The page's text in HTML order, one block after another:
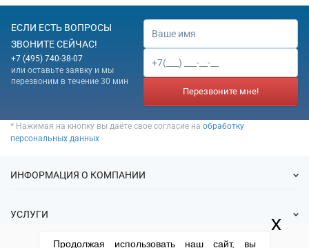
ЕСЛИ ЕСТЬ ВОПРОСЫ
ЗВОНИТЕ СЕЙЧАС!
+7 (495) 740-38-07
или оставьте заявку и мы
перезвоним в течение 30 мин
Перезвоните мне!
* Нажимая на кнопку вы даёте свое согласие на обработку
персональных данных
ИНФОРМАЦИЯ О КОМПАНИИ
О нас
УСЛУГИ
Продолжая использовать наш сайт, вы
x